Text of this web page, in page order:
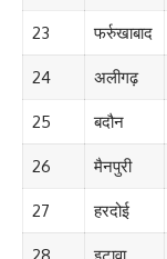
23 फर्रुखाबाद
24 अलीगढ़
25 बदौन
26 मैनपुरी
27 हरदोई
28 इटावा